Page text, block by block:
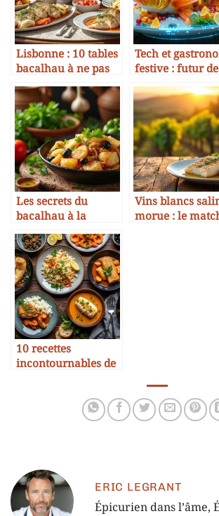
Lisbonne : 10 tables
bacalhau à ne pas
manquer
Tech et
festive : futur
morue en fête
Les secrets du
bacalhau à la
portugaise
Vins blancs
morue : le
10 recettes
incontournables de
ERIC LEGRANT
Épicurien dans l’âme,